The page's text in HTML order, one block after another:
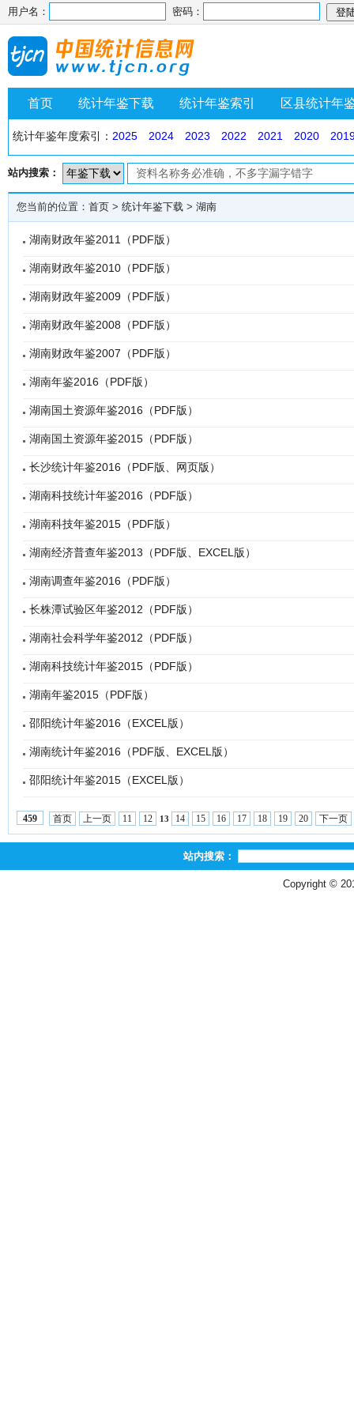
用户名： 密码：
首页 统计年鉴下载 统计年鉴索引 区县统计年
统计年鉴年度索引： 2025 2024 2023 2022 2021 2020
站内搜索：
您当前的位置： 首页 > 统计年鉴下载 > 湖南
湖南财政年鉴2011（PDF版）
湖南财政年鉴2010（PDF版）
湖南财政年鉴2009（PDF版）
湖南财政年鉴2008（PDF版）
湖南财政年鉴2007（PDF版）
湖南年鉴2016（PDF版）
湖南国土资源年鉴2016（PDF版）
湖南国土资源年鉴2015（PDF版）
长沙统计年鉴2016（PDF版、网页版）
湖南科技统计年鉴2016（PDF版）
湖南科技年鉴2015（PDF版）
湖南经济普查年鉴2013（PDF版、EXCEL版）
湖南调查年鉴2016（PDF版）
长株潭试验区年鉴2012（PDF版）
湖南社会科学年鉴2012（PDF版）
湖南科技统计年鉴2015（PDF版）
湖南年鉴2015（PDF版）
邵阳统计年鉴2016（EXCEL版）
湖南统计年鉴2016（PDF版、EXCEL版）
邵阳统计年鉴2015（EXCEL版）
459 首页 上一页 11 12 13 14 15 16 17 18 19 20 下一页
站内搜索：
Copyright ©